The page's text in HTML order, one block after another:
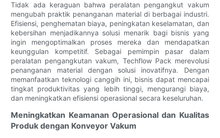
Tidak ada keraguan bahwa peralatan pengangkut vakum
mengubah praktik penanganan material di berbagai industri.
Efisiensi, penghematan biaya, peningkatan keselamatan, dan
kebersihan menjadikannya solusi menarik bagi bisnis yang
ingin mengoptimalkan proses mereka dan mendapatkan
keunggulan kompetitif. Sebagai pemimpin pasar dalam
peralatan pengangkutan vakum, Techflow Pack merevolusi
penanganan material dengan solusi inovatifnya. Dengan
memanfaatkan teknologi canggih ini, bisnis dapat mencapai
tingkat produktivitas yang lebih tinggi, mengurangi biaya,
dan meningkatkan efisiensi operasional secara keseluruhan.
Meningkatkan Keamanan Operasional dan Kualitas
Produk dengan Konveyor Vakum